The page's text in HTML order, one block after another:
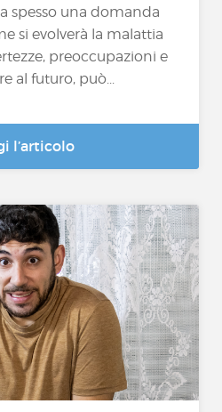
spesso una domanda
si evolverà la malattia
preoccupazioni e
al futuro, può...
l’articolo